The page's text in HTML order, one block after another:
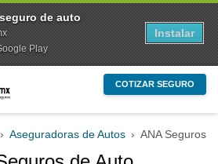
COTIZAR SEGURO
› Aseguradoras de Autos › ANA Seguros
de auto
Play
Instalar